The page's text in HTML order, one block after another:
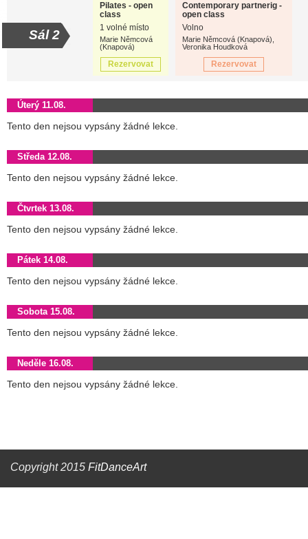
Sál 2
Pilates - open
class
1 volné místo
Marie Němcová
(Knapová)
Rezervovat
Contemporary partnerig -
open class
Volno
Marie Němcová (Knapová),
Veronika Houdková
Rezervovat
Úterý 11.08.
Tento den nejsou vypsány žádné lekce.
Středa 12.08.
Tento den nejsou vypsány žádné lekce.
Čtvrtek 13.08.
Tento den nejsou vypsány žádné lekce.
Pátek 14.08.
Tento den nejsou vypsány žádné lekce.
Sobota 15.08.
Tento den nejsou vypsány žádné lekce.
Neděle 16.08.
Tento den nejsou vypsány žádné lekce.
Copyright 2015 FitDanceArt